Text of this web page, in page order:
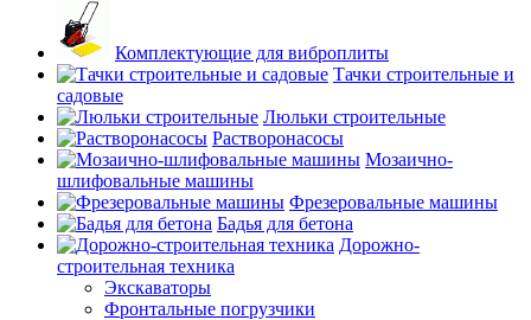
Комплектующие для виброплиты
Тачки строительные и
садовые
Люльки строительные
Растворонасосы
Мозаично-
шлифовальные машины
Фрезеровальные машины
Бадья для бетона
Дорожно-
строительная техника
Экскаваторы
Фронтальные погрузчики